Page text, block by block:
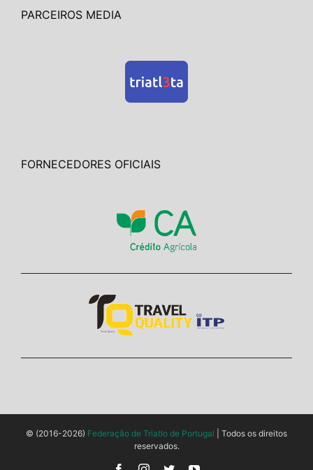
PARCEIROS MEDIA
FORNECEDORES OFICIAIS
© (2016-2026) Federação de Triatlo de Portugal | Todos os direitos
reservados.